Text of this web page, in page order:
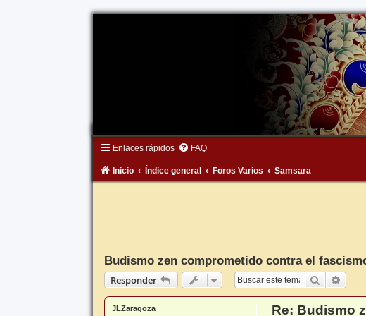
Enlaces rápidos FAQ
Inicio Índice general Foros Varios Samsara
Budismo zen comprometido contra el
Responder
Buscar
JLZaragoza
Re: Budismo